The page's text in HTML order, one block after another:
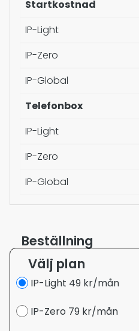
Startkostnad
IP-Light
IP-Zero
IP-Global
Telefonbox
IP-Light
IP-Zero
IP-Global
Beställning
Välj plan
IP-Light 49 kr/mån
IP-Zero 79 kr/mån